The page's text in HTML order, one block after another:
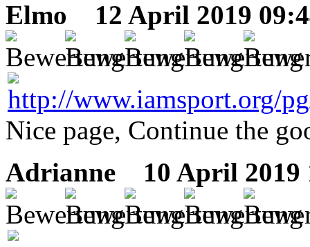
Elmo
12 April 2019
Nice page, Continue the
Adrianne
10 April 2019